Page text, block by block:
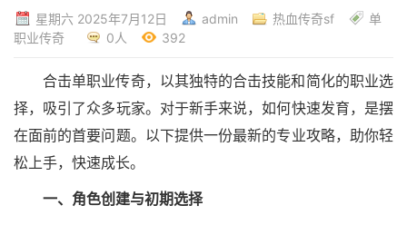
星期六 2025年7月12日 admin 热血传奇sf
单
职业传奇
0人 392
合击单职业传奇，以其独特的合击技能和简化的职业选
择，吸引了众多玩家。对于新手来说，如何快速发育，是摆
在面前的首要问题。以下提供一份最新的专业攻略，助你轻
松上手，快速成长。
一、角色创建与初期选择